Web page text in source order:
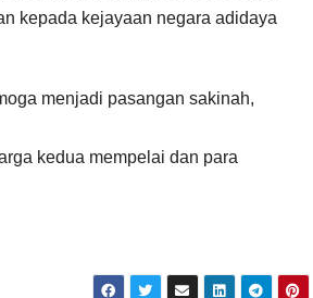
kepada kejayaan negara adidaya
menjadi pasangan sakinah,
kedua mempelai dan para